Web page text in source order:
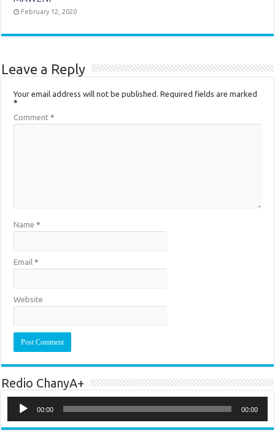
February 12, 2020
Leave a Reply
Your email address will not be published. Required fields are marked
*
Comment*
Name*
Email*
Website
Redio ChanyA+
Player
00:00 00:00